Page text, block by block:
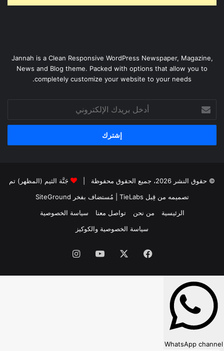
Jannah is a Clean Responsive WordPress Newspaper, Magazine,
News and Blog theme. Packed with options that allow you to
completely customize your website to your needs.
بريدك
الإلكتروني
© حقوق النشر 2026، جميع الحقوق محفوظة |
جَنَّة الثيم (المظهر) تم
تصميمه من قِبل TieLabs
| مُستضاف بفخر SiteGround
الرئيسية
من نحن تواصل معنا
سياسة الخصوصية
سياسة الخصوصية والكوكيز
فيسبوك ‫YouTubeانستقرام
WhatsApp channel